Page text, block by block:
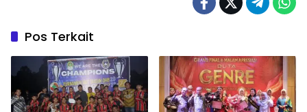
Pos Terkait